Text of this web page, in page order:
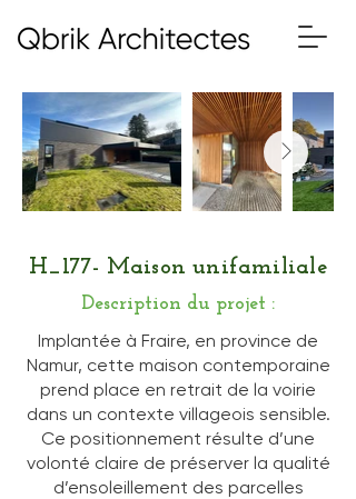
H_177- Maison unifamiliale
Description du projet :
Implantée à Fraire, en province de
Namur, cette maison contemporaine
prend place en retrait de la voirie
dans un contexte villageois sensible.
Ce positionnement résulte d’une
volonté claire de préserver la qualité
d’ensoleillement des parcelles